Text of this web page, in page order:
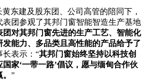
东建及股东团、公司高管的陪同下，
团参观了其邦门窗智能智造生产基地
团对其邦门窗先进的生产工艺、智能化
能力、多品类且高性能的产品给予了
表示： “其邦门窗始终坚持以科技创
国家‘一带一路’倡议，愿与缅甸合作伙
”